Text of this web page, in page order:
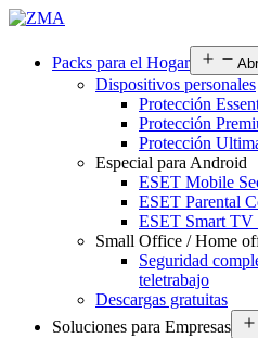
Packs para el Hogar
Dispositivos personales
Protección
Protección
Protección
Especial para Android
ESET Mobile
ESET Parental
ESET Smart TV
Small Office / Home
Seguridad
teletrabajo
Descargas gratuitas
Soluciones para Empresas